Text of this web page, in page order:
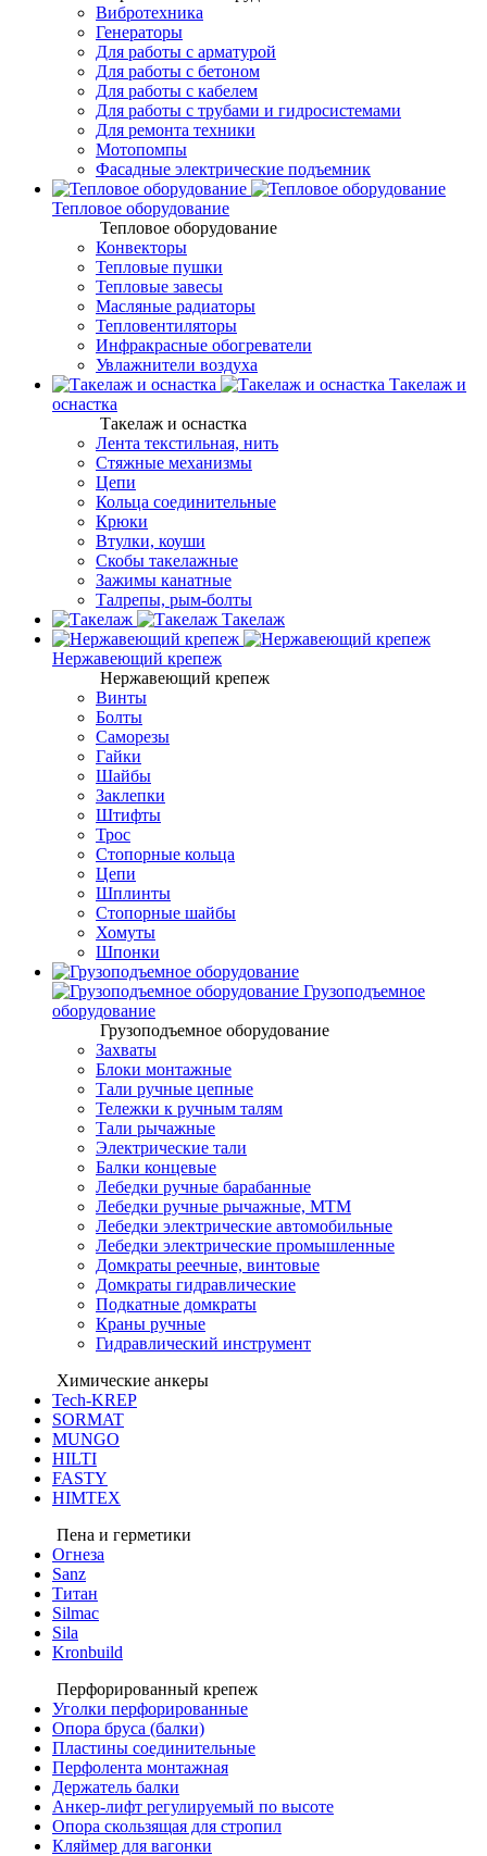
Вибротехника
Генераторы
Для работы с арматурой
Для работы с бетоном
Для работы с кабелем
Для работы с трубами и гидросистемами
Для ремонта техники
Мотопомпы
Фасадные электрические подъемник
Тепловое оборудование
Тепловое оборудование
Конвекторы
Тепловые пушки
Тепловые завесы
Масляные радиаторы
Тепловентиляторы
Инфракрасные обогреватели
Увлажнители воздуха
Такелаж и
оснастка
Такелаж и оснастка
Лента текстильная, нить
Стяжные механизмы
Цепи
Кольца соединительные
Крюки
Втулки, коуши
Скобы такелажные
Зажимы канатные
Талрепы, рым-болты
Такелаж
Нержавеющий крепеж
Нержавеющий крепеж
Винты
Болты
Саморезы
Гайки
Шайбы
Заклепки
Штифты
Трос
Стопорные кольца
Цепи
Шплинты
Стопорные шайбы
Хомуты
Шпонки
Грузоподъемное
оборудование
Грузоподъемное оборудование
Захваты
Блоки монтажные
Тали ручные цепные
Тележки к ручным талям
Тали рычажные
Электрические тали
Балки концевые
Лебедки ручные барабанные
Лебедки ручные рычажные, МТМ
Лебедки электрические автомобильные
Лебедки электрические промышленные
Домкраты реечные, винтовые
Домкраты гидравлические
Подкатные домкраты
Краны ручные
Гидравлический инструмент
Химические анкеры
Tech-KREP
SORMAT
MUNGO
HILTI
FASTY
HIMTEX
Пена и герметики
Огнеза
Sanz
Титан
Silmac
Sila
Kronbuild
Перфорированный крепеж
Уголки перфорированные
Опора бруса (балки)
Пластины соединительные
Перфолента монтажная
Держатель балки
Анкер-лифт регулируемый по высоте
Опора скользящая для стропил
Кляймер для вагонки